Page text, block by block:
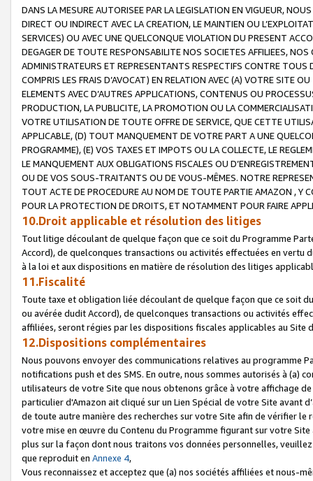
DANS LA MESURE AUTORISEE PAR LA LEGISLATION EN VIGUEUR,
DIRECT OU INDIRECT AVEC LA CREATION, LE MAINTIEN OU
SERVICES) OU AVEC UNE QUELCONQUE VIOLATION DU PRESENT
DEGAGER DE TOUTE RESPONSABILITE NOS SOCIETES AFFILIEES,
ADMINISTRATEURS ET REPRESENTANTS RESPECTIFS CONTRE
COMPRIS LES FRAIS D’AVOCAT) EN RELATION AVEC (A) VOTRE SITE
ELEMENTS AVEC D’AUTRES APPLICATIONS, CONTENUS OU
PRODUCTION, LA PUBLICITE, LA PROMOTION OU LA
VOTRE UTILISATION DE TOUTE OFFRE DE SERVICE, QUE CETTE
APPLICABLE, (D) TOUT MANQUEMENT DE VOTRE PART A UNE
PROGRAMME), (E) VOS TAXES ET IMPOTS OU LA COLLECTE, LE
LE MANQUEMENT AUX OBLIGATIONS FISCALES OU
OU DE VOS SOUS-TRAITANTS OU DE VOUS-MÊMES. NOTRE
TOUT ACTE DE PROCEDURE AU NOM DE TOUTE PARTIE AMAZON , Y
POUR LA PROTECTION DE DROITS, ET NOTAMMENT POUR FAIRE
10.Droit applicable et résolution des litiges
Tout litige découlant de quelque façon que ce soit du Programme
Accord), de quelconques transactions ou activités effectuées en vertu
à la loi et aux dispositions en matière de résolution des litiges
11.Fiscalité
Toute taxe et obligation liée découlant de quelque façon que ce soit
ou avérée dudit Accord), de quelconques transactions ou activités
affiliées, seront régies par les dispositions fiscales applicables au Site
12.Dispositions complémentaires
Nous pouvons envoyer des communications relatives au programme
notifications push et des SMS. En outre, nous sommes autorisés à
utilisateurs de votre Site que nous obtenons grâce à votre affichage
particulier d'Amazon ait cliqué sur un Lien Spécial de votre Site avant
de toute autre manière des recherches sur votre Site afin de vérifier
votre mise en œuvre du Contenu du Programme figurant sur votre
plus sur la façon dont nous traitons vos données personnelles,
que reproduit en Annexe 4,
Vous reconnaissez et acceptez que (a) nos sociétés affiliées et nous-